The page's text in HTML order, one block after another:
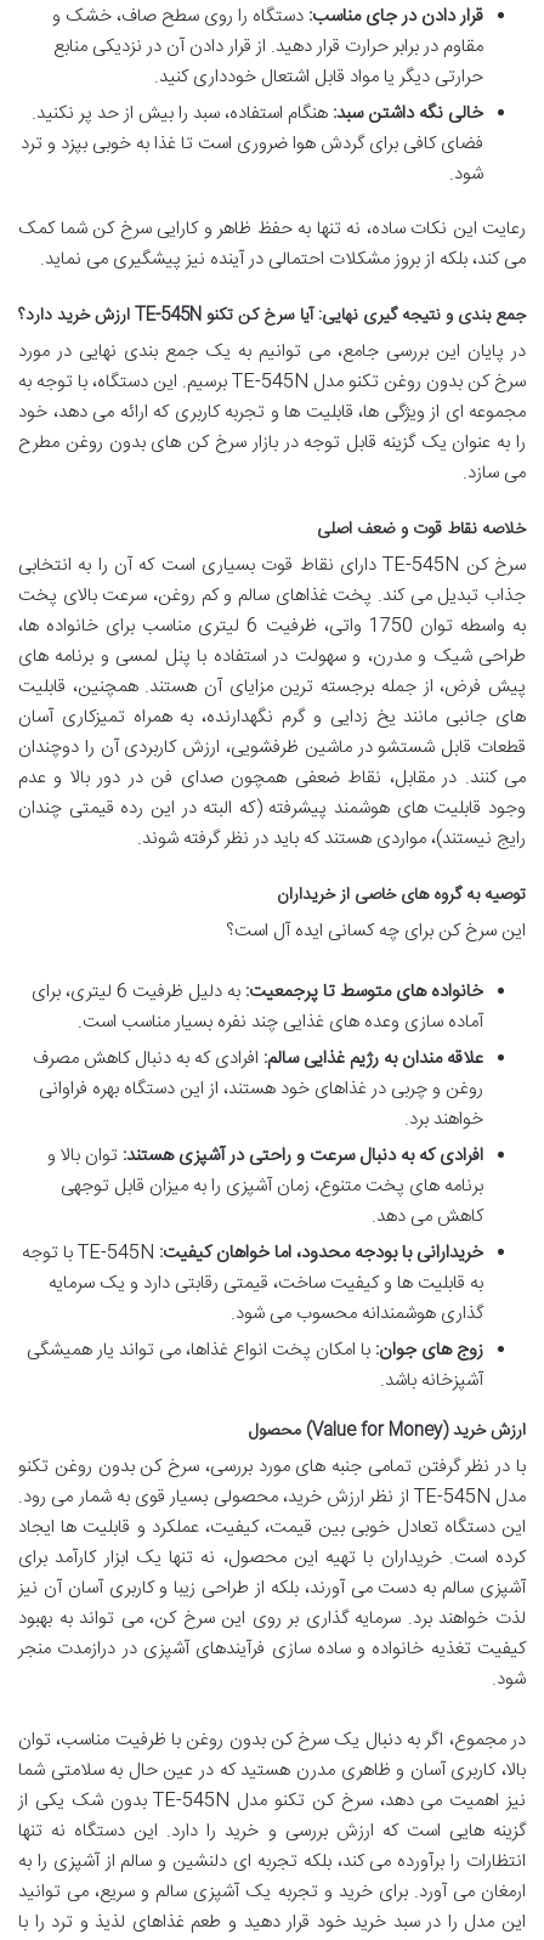
قرار دادن در جای مناسب: دستگاه را روی سطح صاف، خشک و
مقاوم در برابر حرارت قرار دهید. از قرار دادن آن در نزدیکی منابع
حرارتی دیگر یا مواد قابل اشتعال خودداری کنید.
خالی نگه داشتن سبد: هنگام استفاده، سبد را بیش از حد پر نکنید.
فضای کافی برای گردش هوا ضروری است تا غذا به خوبی بپزد و ترد
شود.
رعایت این نکات ساده، نه تنها به حفظ ظاهر و کارایی سرخ کن شما کمک
می کند، بلکه از بروز مشکلات احتمالی در آینده نیز پیشگیری می نماید.
جمع بندی و نتیجه گیری نهایی: آیا سرخ کن تکنو TE-545N ارزش خرید دارد؟
در پایان این بررسی جامع، می توانیم به یک جمع بندی نهایی در مورد
سرخ کن بدون روغن تکنو مدل TE-545N برسیم. این دستگاه، با توجه به
مجموعه ای از ویژگی ها، قابلیت ها و تجربه کاربری که ارائه می دهد، خود
را به عنوان یک گزینه قابل توجه در بازار سرخ کن های بدون روغن مطرح
می سازد.
خلاصه نقاط قوت و ضعف اصلی
سرخ کن TE-545N دارای نقاط قوت بسیاری است که آن را به انتخابی
جذاب تبدیل می کند. پخت غذاهای سالم و کم روغن، سرعت بالای پخت
به واسطه توان 1750 واتی، ظرفیت 6 لیتری مناسب برای خانواده ها،
طراحی شیک و مدرن، و سهولت در استفاده با پنل لمسی و برنامه های
پیش فرض، از جمله برجسته ترین مزایای آن هستند. همچنین، قابلیت
های جانبی مانند یخ زدایی و گرم نگهدارنده، به همراه تمیزکاری آسان
قطعات قابل شستشو در ماشین ظرفشویی، ارزش کاربردی آن را دوچندان
می کنند. در مقابل، نقاط ضعفی همچون صدای فن در دور بالا و عدم
وجود قابلیت های هوشمند پیشرفته (که البته در این رده قیمتی چندان
رایج نیستند)، مواردی هستند که باید در نظر گرفته شوند.
توصیه به گروه های خاصی از خریداران
این سرخ کن برای چه کسانی ایده آل است؟
خانواده های متوسط تا پرجمعیت:
به دلیل ظرفیت 6 لیتری، برای
آماده سازی وعده های غذایی چند نفره بسیار مناسب است.
علاقه مندان به رژیم غذایی سالم: افرادی که به دنبال کاهش مصرف
روغن و چربی در غذاهای خود هستند، از این دستگاه بهره فراوانی
خواهند برد.
افرادی که به دنبال سرعت و راحتی در آشپزی هستند: توان بالا و
برنامه های پخت متنوع، زمان آشپزی را به میزان قابل توجهی
کاهش می دهد.
خریدارانی با بودجه محدود، اما خواهان کیفیت:
TE-545N با توجه
به قابلیت ها و کیفیت ساخت، قیمتی رقابتی دارد و یک سرمایه
گذاری هوشمندانه محسوب می شود.
زوج های جوان: با امکان پخت انواع غذاها، می تواند یار همیشگی
آشپزخانه باشد.
ارزش خرید (Value for Money) محصول
با در نظر گرفتن تمامی جنبه های مورد بررسی، سرخ کن بدون روغن تکنو
مدل TE-545N از نظر ارزش خرید، محصولی بسیار قوی به شمار می رود.
این دستگاه تعادل خوبی بین قیمت، کیفیت، عملکرد و قابلیت ها ایجاد
کرده است. خریداران با تهیه این محصول، نه تنها یک ابزار کارآمد برای
آشپزی سالم به دست می آورند، بلکه از طراحی زیبا و کاربری آسان آن نیز
لذت خواهند برد. سرمایه گذاری بر روی این سرخ کن، می تواند به بهبود
کیفیت تغذیه خانواده و ساده سازی فرآیندهای آشپزی در درازمدت منجر
شود.
در مجموع، اگر به دنبال یک سرخ کن بدون روغن با ظرفیت مناسب، توان
بالا، کاربری آسان و ظاهری مدرن هستید که در عین حال به سلامتی شما
نیز اهمیت می دهد، سرخ کن تکنو مدل TE-545N بدون شک یکی از
گزینه هایی است که ارزش بررسی و خرید را دارد. این دستگاه نه تنها
انتظارات را برآورده می کند، بلکه تجربه ای دلنشین و سالم از آشپزی را به
ارمغان می آورد. برای خرید و تجربه یک آشپزی سالم و سریع، می توانید
این مدل را در سبد خرید خود قرار دهید و طعم غذاهای لذیذ و ترد را با